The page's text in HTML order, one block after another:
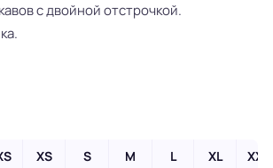
с двойной отстрочкой.
XS
S
M
L
XL
XXL